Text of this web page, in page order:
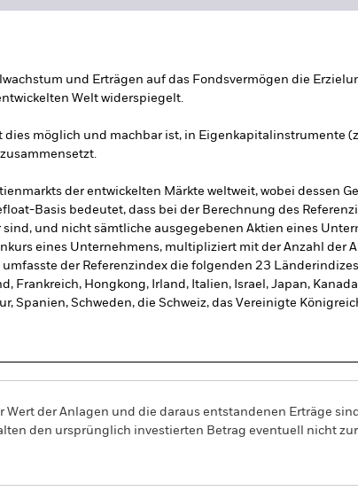
und Erträgen auf das Fondsvermögen die
Welt widerspiegelt.
möglich und machbar ist, in Eigenkapitalinstrumente
der entwickelten Märkte weltweit, wobei dessen
Basis bedeutet, dass bei der Berechnung des
und nicht sämtliche ausgegebenen Aktien eines
eines Unternehmens, multipliziert mit der Anzahl der
der Referenzindex die folgenden 23
Frankreich, Hongkong, Irland, Italien, Israel, Japan,
Spanien, Schweden, die Schweiz, das Vereinigte
Wert der Anlagen und die daraus entstandenen Erträge
den ursprünglich investierten Betrag eventuell nicht